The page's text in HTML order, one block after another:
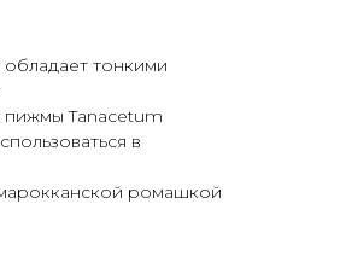
тонкими
пижмы Tanacetum
в
ромашкой